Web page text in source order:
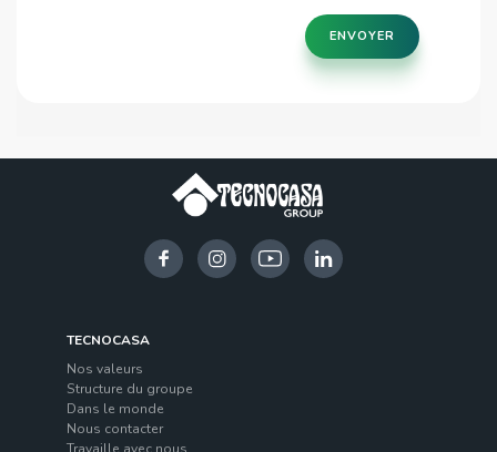
ENVOYER
TECNOCASA
Nos valeurs
Structure du groupe
Dans le monde
Nous contacter